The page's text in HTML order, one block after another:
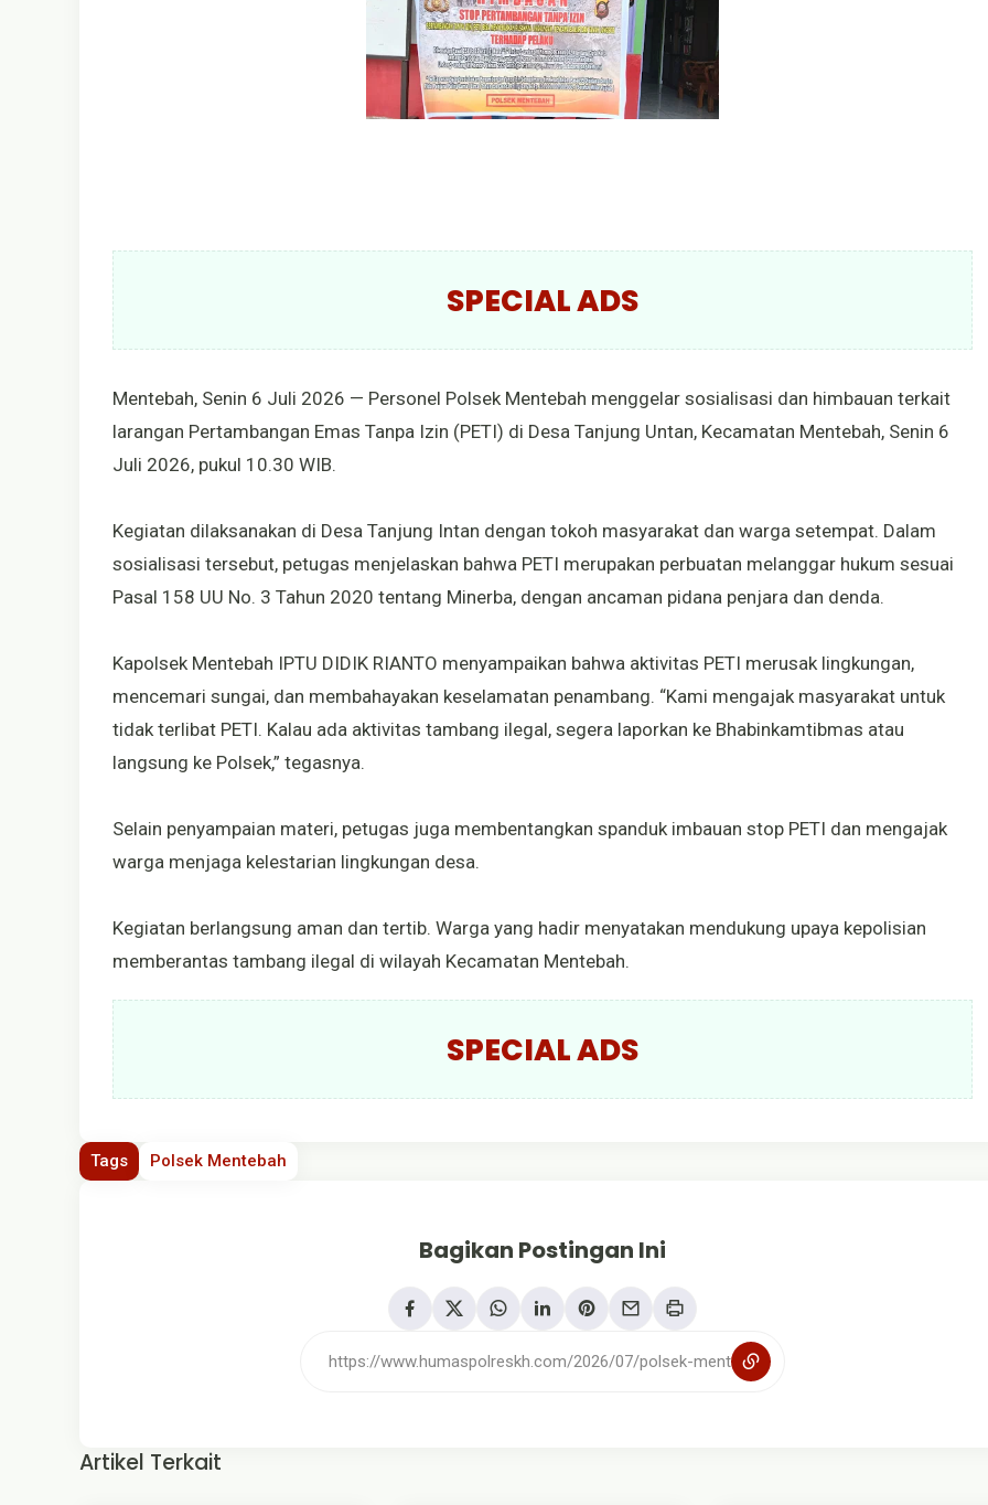
SPECIAL ADS
Mentebah, Senin 6 Juli 2026 — Personel Polsek Mentebah menggelar sosialisasi dan himbauan terkait
larangan Pertambangan Emas Tanpa Izin (PETI) di Desa Tanjung Untan, Kecamatan Mentebah, Senin 6
Juli 2026, pukul 10.30 WIB.
Kegiatan dilaksanakan di Desa Tanjung Intan dengan tokoh masyarakat dan warga setempat. Dalam
sosialisasi tersebut, petugas menjelaskan bahwa PETI merupakan perbuatan melanggar hukum sesuai
Pasal 158 UU No. 3 Tahun 2020 tentang Minerba, dengan ancaman pidana penjara dan denda.
Kapolsek Mentebah IPTU DIDIK RIANTO menyampaikan bahwa aktivitas PETI merusak lingkungan,
mencemari sungai, dan membahayakan keselamatan penambang. “Kami mengajak masyarakat untuk
tidak terlibat PETI. Kalau ada aktivitas tambang ilegal, segera laporkan ke Bhabinkamtibmas atau
langsung ke Polsek,” tegasnya.
Selain penyampaian materi, petugas juga membentangkan spanduk imbauan stop PETI dan mengajak
warga menjaga kelestarian lingkungan desa.
Kegiatan berlangsung aman dan tertib. Warga yang hadir menyatakan mendukung upaya kepolisian
memberantas tambang ilegal di wilayah Kecamatan Mentebah.
SPECIAL ADS
Tags Polsek Mentebah
Bagikan Postingan Ini
Artikel Terkait